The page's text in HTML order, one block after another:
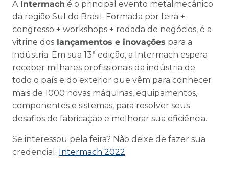
A Intermach é o principal evento metalmecânico
da região Sul do Brasil. Formada por feira +
congresso + workshops + rodada de negócios, é a
vitrine dos lançamentos e inovações para a
indústria. Em sua 13ª edição, a Intermach espera
receber milhares profissionais da indústria de
todo o país e do exterior que vêm para conhecer
mais de 1000 novas máquinas, equipamentos,
componentes e sistemas, para resolver seus
desafios de fabricação e melhorar sua eficiência.
Se interessou pela feira? Não deixe de fazer sua
credencial: Intermach 2022